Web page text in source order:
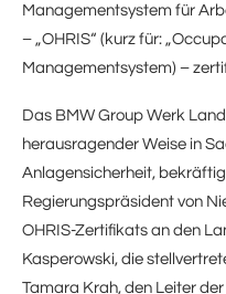
Managementsystem für
– „OHRIS“ (kurz für:
Managementsystem) –
Das BMW Group Werk
herausragender Weise in
Anlagensicherheit,
Regierungspräsident von
OHRIS-Zertifikats an den
Kasperowski, die
Tamara Krah, den Leiter